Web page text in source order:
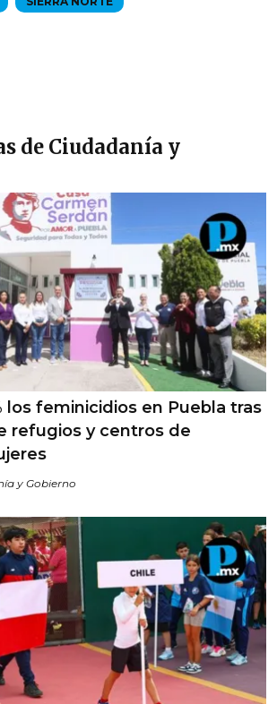
de Ciudadanía y
los feminicidios en Puebla tras
refugios y centros de
y Gobierno